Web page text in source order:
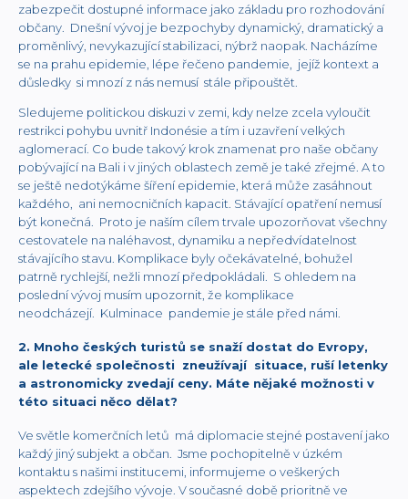
zabezpečit dostupné informace jako základu pro rozhodování
občany. Dnešní vývoj je bezpochyby dynamický, dramatický a
proměnlivý, nevykazující stabilizaci, nýbrž naopak. Nacházíme
se na prahu epidemie, lépe řečeno pandemie, jejíž kontext a
důsledky si mnozí z nás nemusí stále připouštět.
Sledujeme politickou diskuzi v zemi, kdy nelze zcela vyloučit
restrikci pohybu uvnitř Indonésie a tím i uzavření velkých
aglomerací. Co bude takový krok znamenat pro naše občany
pobývající na Bali i v jiných oblastech země je také zřejmé. A to
se ještě nedotýkáme šíření epidemie, která může zasáhnout
každého, ani nemocničních kapacit. Stávající opatření nemusí
být konečná. Proto je naším cílem trvale upozorňovat všechny
cestovatele na naléhavost, dynamiku a nepředvídatelnost
stávajícího stavu. Komplikace byly očekávatelné, bohužel
patrně rychlejší, nežli mnozí předpokládali. S ohledem na
poslední vývoj musím upozornit, že komplikace
neodcházejí. Kulminace pandemie je stále před námi.
2. Mnoho českých turistů se snaží dostat do Evropy,
ale letecké společnosti zneužívají situace, ruší letenky
a astronomicky zvedají ceny. Máte nějaké možnosti v
této situaci něco dělat?
Ve světle komerčních letů má diplomacie stejné postavení jako
každý jiný subjekt a občan. Jsme pochopitelně v úzkém
kontaktu s našimi institucemi, informujeme o veškerých
aspektech zdejšího vývoje. V současné době prioritně ve